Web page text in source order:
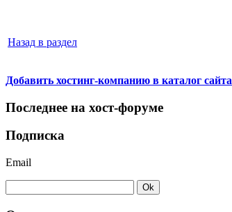
Назад в раздел
Добавить хостинг-компанию в каталог сайта
Последнее на хост-форуме
Подписка
Email